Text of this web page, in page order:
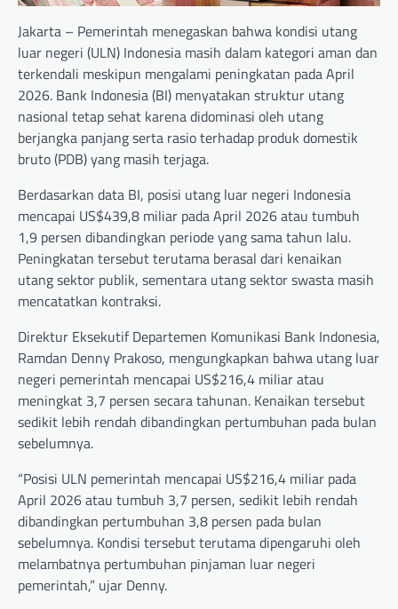
Jakarta – Pemerintah menegaskan bahwa kondisi utang
luar negeri (ULN) Indonesia masih dalam kategori aman dan
terkendali meskipun mengalami peningkatan pada April
2026. Bank Indonesia (BI) menyatakan struktur utang
nasional tetap sehat karena didominasi oleh utang
berjangka panjang serta rasio terhadap produk domestik
bruto (PDB) yang masih terjaga.
Berdasarkan data BI, posisi utang luar negeri Indonesia
mencapai US$439,8 miliar pada April 2026 atau tumbuh
1,9 persen dibandingkan periode yang sama tahun lalu.
Peningkatan tersebut terutama berasal dari kenaikan
utang sektor publik, sementara utang sektor swasta masih
mencatatkan kontraksi.
Direktur Eksekutif Departemen Komunikasi Bank Indonesia,
Ramdan Denny Prakoso, mengungkapkan bahwa utang luar
negeri pemerintah mencapai US$216,4 miliar atau
meningkat 3,7 persen secara tahunan. Kenaikan tersebut
sedikit lebih rendah dibandingkan pertumbuhan pada bulan
sebelumnya.
“Posisi ULN pemerintah mencapai US$216,4 miliar pada
April 2026 atau tumbuh 3,7 persen, sedikit lebih rendah
dibandingkan pertumbuhan 3,8 persen pada bulan
sebelumnya. Kondisi tersebut terutama dipengaruhi oleh
melambatnya pertumbuhan pinjaman luar negeri
pemerintah,” ujar Denny.